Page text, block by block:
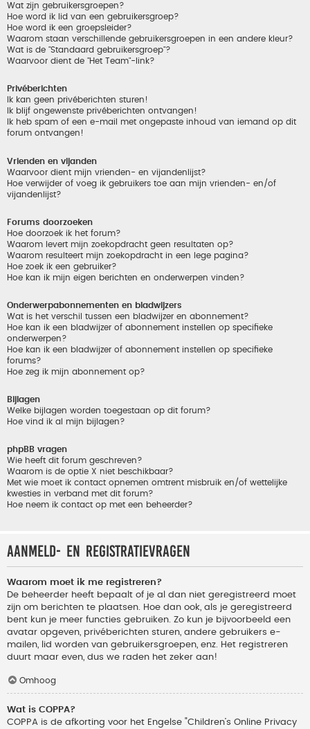
Wat zijn gebruikersgroepen?
Hoe word ik lid van een gebruikersgroep?
Hoe word ik een groepsleider?
Waarom staan verschillende gebruikersgroepen in een andere kleur?
Wat is de "Standaard gebruikersgroep"?
Waarvoor dient de "Het Team"-link?
Privéberichten
Ik kan geen privéberichten sturen!
Ik blijf ongewenste privéberichten ontvangen!
Ik heb spam of een e-mail met ongepaste inhoud van iemand op dit
forum ontvangen!
Vrienden en vijanden
Waarvoor dient mijn vrienden- en vijandenlijst?
Hoe verwijder of voeg ik gebruikers toe aan mijn vrienden- en/of
vijandenlijst?
Forums doorzoeken
Hoe doorzoek ik het forum?
Waarom levert mijn zoekopdracht geen resultaten op?
Waarom resulteert mijn zoekopdracht in een lege pagina?
Hoe zoek ik een gebruiker?
Hoe kan ik mijn eigen berichten en onderwerpen vinden?
Onderwerpabonnementen en bladwijzers
Wat is het verschil tussen een bladwijzer en abonnement?
Hoe kan ik een bladwijzer of abonnement instellen op specifieke
onderwerpen?
Hoe kan ik een bladwijzer of abonnement instellen op specifieke
forums?
Hoe zeg ik mijn abonnement op?
Bijlagen
Welke bijlagen worden toegestaan op dit forum?
Hoe vind ik al mijn bijlagen?
phpBB vragen
Wie heeft dit forum geschreven?
Waarom is de optie X niet beschikbaar?
Met wie moet ik contact opnemen omtrent misbruik en/of wettelijke
kwesties in verband met dit forum?
Hoe neem ik contact op met een beheerder?
Aanmeld- en registratievragen
Waarom moet ik me registreren?
De beheerder heeft bepaalt of je al dan niet geregistreerd moet
zijn om berichten te plaatsen. Hoe dan ook, als je geregistreerd
bent kun je meer functies gebruiken. Zo kun je bijvoorbeeld een
avatar opgeven, privéberichten sturen, andere gebruikers e-
mailen, lid worden van gebruikersgroepen, enz. Het registreren
duurt maar even, dus we raden het zeker aan!
Omhoog
Wat is COPPA?
COPPA is de afkorting voor het Engelse "Children’s Online Privacy